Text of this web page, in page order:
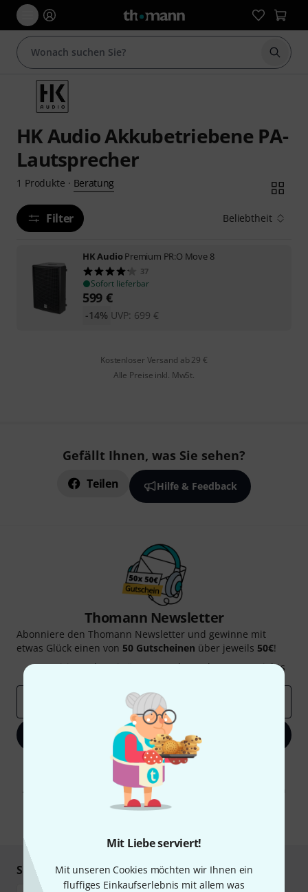
Mit Liebe serviert!
Mit unseren Cookies möchten wir Ihnen ein
fluffiges Einkaufserlebnis mit allem was
Suche
HK Audio Akkubetriebene PA-
Lautsprecher
1 Produkte · Beratung
Filter Beliebtheit
HK AudioPremium PR:O Move 8
37
Sofort lieferbar
599 €
UVP: 699 €
-14%
Kostenloser Versand ab 29 €
Alle Preise inkl. MwSt.
Gefällt Ihnen, was Sie sehen?
Teilen Hilfe & Feedback
Thomann Newsletter
Abonniere den Thomann Newsletter und gewinne mit
etwas Glück einen von 50 Gutscheinen über jeweils 50€!
Inspirierende Beiträge
Deals Thomann Insights
Jetzt anmelden
Mit Klick auf „Jetzt anmelden“ stimmen Sie dem Erhalt von E-Mail-
Werbung und einer Messung des E-Mail-Nutzungsverhaltens zu. Die
Abmeldung ist jederzeit möglich. Weitere Informationen finden Sie in
unseren Datenschutzhinweisen
Sicher einkaufen & bezahlen